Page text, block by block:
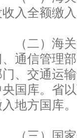
入全额缴
二）海关
、通信管理
、交通运
央国库。省
地方国库。